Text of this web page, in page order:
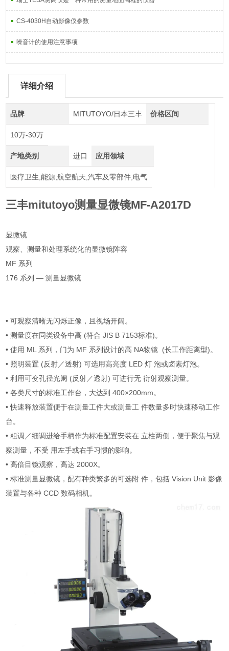
CS-4030H自动影像仪参数
噪音计的使用注意事项
详细介绍
品牌 MITUTOYO/日本三丰 价格区间
10万-30万
产地类别 进口 应用领域
医疗卫生,能源,航空航天,汽车及零部件,电气
三丰mitutoyo测量显微镜MF-A2017D
显微镜
观察、测量和处理系统化的显微镜阵容
MF 系列
176 系列 — 测量显微镜
• 可观察清晰无闪烁正像，且视场开阔。
• 测量度在同类设备中高 (符合 JIS B 7153标准)。
• 使用 ML 系列，门为 MF 系列设计的高 NA物镜 (长工作距离型)。
• 照明装置 (反射／透射) 可选用高亮度 LED 灯 泡或卤素灯泡。
• 利用可变孔径光阑 (反射／透射) 可进行无 衍射观察测量。
• 各类尺寸的标准工作台，大达到 400×200mm。
• 快速释放装置便于在测量工件大或测量工 件数量多时快速移动工作
台。
• 粗调／细调进给手柄作为标准配置安装在 立柱两侧，便于聚焦与观
察测量，不受 用左手或右手习惯的影响。
• 高倍目镜观察，高达 2000X。
• 标准测量显微镜，配有种类繁多的可选附 件，包括 Vision Unit 影像
装置与各种 CCD 数码相机。